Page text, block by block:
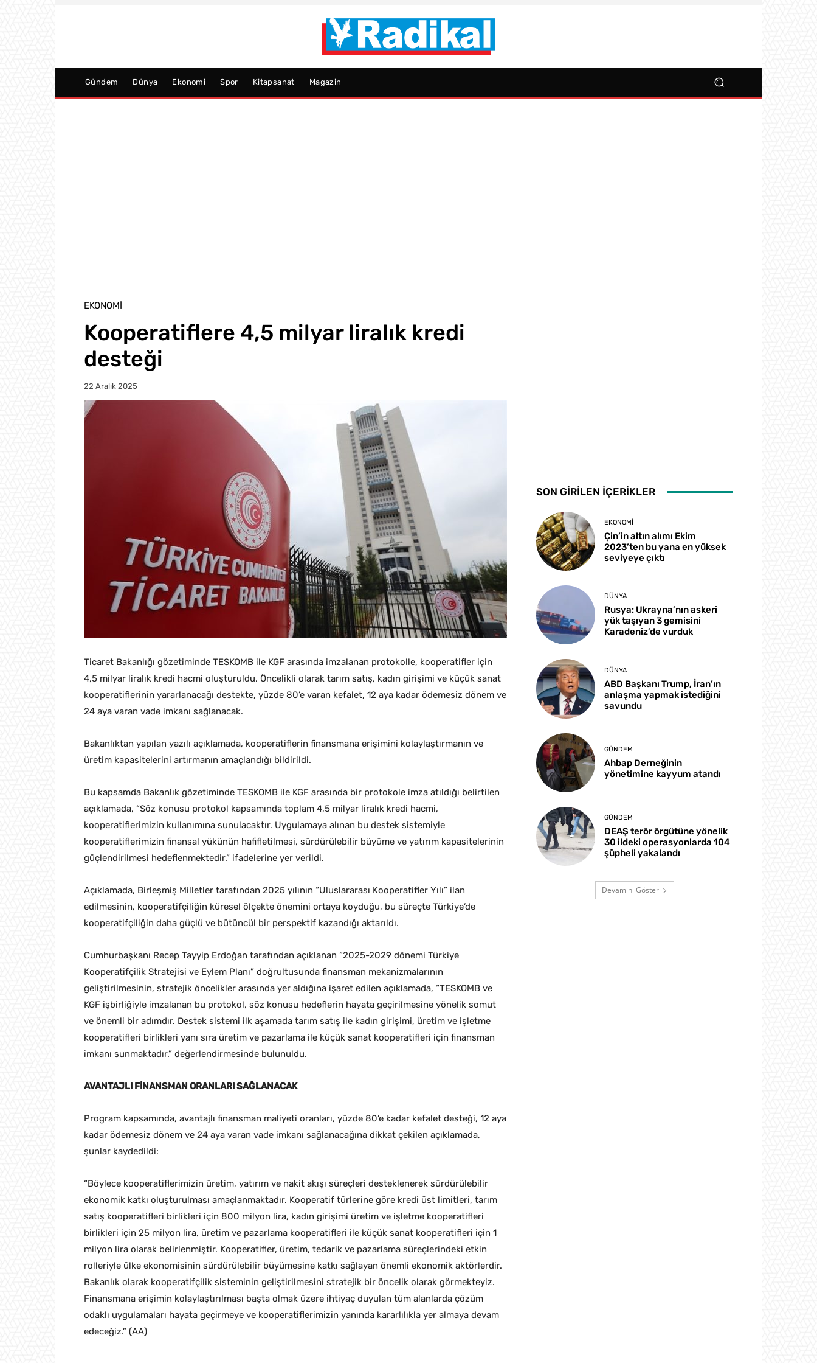
Gündem Dünya Ekonomi Spor Kitapsanat Magazin
EKONOMI
Kooperatiflere 4,5 milyar liralık kredi
desteği
22 Aralık 2025
Ticaret Bakanlığı gözetiminde TESKOMB ile KGF arasında imzalanan protokolle, kooperatifler için
4,5 milyar liralık kredi hacmi oluşturuldu. Öncelikli olarak tarım satış, kadın girişimi ve küçük sanat
kooperatiflerinin yararlanacağı destekte, yüzde 80’e varan kefalet, 12 aya kadar ödemesiz dönem ve
24 aya varan vade imkanı sağlanacak.
Bakanlıktan yapılan yazılı açıklamada, kooperatiflerin finansmana erişimini kolaylaştırmanın ve
üretim kapasitelerini artırmanın amaçlandığı bildirildi.
Bu kapsamda Bakanlık gözetiminde TESKOMB ile KGF arasında bir protokole imza atıldığı belirtilen
açıklamada, “Söz konusu protokol kapsamında toplam 4,5 milyar liralık kredi hacmi,
kooperatiflerimizin kullanımına sunulacaktır. Uygulamaya alınan bu destek sistemiyle
kooperatiflerimizin finansal yükünün hafifletilmesi, sürdürülebilir büyüme ve yatırım kapasitelerinin
güçlendirilmesi hedeflenmektedir.” ifadelerine yer verildi.
Açıklamada, Birleşmiş Milletler tarafından 2025 yılının “Uluslararası Kooperatifler Yılı” ilan
edilmesinin, kooperatifçiliğin küresel ölçekte önemini ortaya koyduğu, bu süreçte Türkiye’de
kooperatifçiliğin daha güçlü ve bütüncül bir perspektif kazandığı aktarıldı.
Cumhurbaşkanı Recep Tayyip Erdoğan tarafından açıklanan “2025-2029 dönemi Türkiye
Kooperatifçilik Stratejisi ve Eylem Planı” doğrultusunda finansman mekanizmalarının
geliştirilmesinin, stratejik öncelikler arasında yer aldığına işaret edilen açıklamada, “TESKOMB ve
KGF işbirliğiyle imzalanan bu protokol, söz konusu hedeflerin hayata geçirilmesine yönelik somut
ve önemli bir adımdır. Destek sistemi ilk aşamada tarım satış ile kadın girişimi, üretim ve işletme
kooperatifleri birlikleri yanı sıra üretim ve pazarlama ile küçük sanat kooperatifleri için finansman
imkanı sunmaktadır.” değerlendirmesinde bulunuldu.
AVANTAJLI FİNANSMAN ORANLARI SAĞLANACAK
Program kapsamında, avantajlı finansman maliyeti oranları, yüzde 80’e kadar kefalet desteği, 12 aya
kadar ödemesiz dönem ve 24 aya varan vade imkanı sağlanacağına dikkat çekilen açıklamada,
şunlar kaydedildi:
“Böylece kooperatiflerimizin üretim, yatırım ve nakit akışı süreçleri desteklenerek sürdürülebilir
ekonomik katkı oluşturulması amaçlanmaktadır. Kooperatif türlerine göre kredi üst limitleri, tarım
satış kooperatifleri birlikleri için 800 milyon lira, kadın girişimi üretim ve işletme kooperatifleri
birlikleri için 25 milyon lira, üretim ve pazarlama kooperatifleri ile küçük sanat kooperatifleri için 1
milyon lira olarak belirlenmiştir. Kooperatifler, üretim, tedarik ve pazarlama süreçlerindeki etkin
rolleriyle ülke ekonomisinin sürdürülebilir büyümesine katkı sağlayan önemli ekonomik aktörlerdir.
Bakanlık olarak kooperatifçilik sisteminin geliştirilmesini stratejik bir öncelik olarak görmekteyiz.
Finansmana erişimin kolaylaştırılması başta olmak üzere ihtiyaç duyulan tüm alanlarda çözüm
odaklı uygulamaları hayata geçirmeye ve kooperatiflerimizin yanında kararlılıkla yer almaya devam
edeceğiz.” (AA)
SON GİRİLEN İÇERİKLER
EKONOMI
Çin’in altın alımı Ekim
2023’ten bu yana en yüksek
seviyeye çıktı
DÜNYA
Rusya: Ukrayna’nın askeri
yük taşıyan 3 gemisini
Karadeniz’de vurduk
DÜNYA
ABD Başkanı Trump, İran’ın
anlaşma yapmak istediğini
savundu
GÜNDEM
Ahbap Derneğinin
yönetimine kayyum atandı
GÜNDEM
DEAŞ terör örgütüne yönelik
30 ildeki operasyonlarda 104
şüpheli yakalandı
Devamını Göster